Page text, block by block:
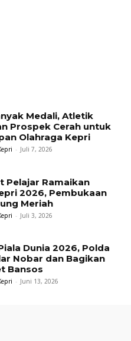
Medali, Atletik
Prospek Cerah untuk
Olahraga Kepri
- Juli 7, 2026
Pelajar Ramaikan
2026, Pembukaan
Meriah
- Juli 3, 2026
Dunia 2026, Polda
Nobar dan Bagikan
Bansos
- Juni 13, 2026